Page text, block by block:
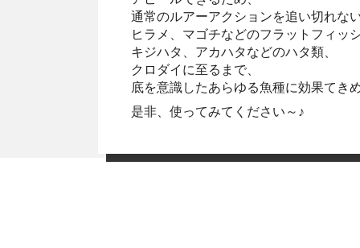
通常のルアーアクションを追い切れな
ヒラメ、マゴチなどのフラットフィッシ
キジハタ、アカハタなどのハタ類、
クロダイに至るまで、
底を意識したあらゆる魚種に効果てきめ
是非、使ってみてください～♪